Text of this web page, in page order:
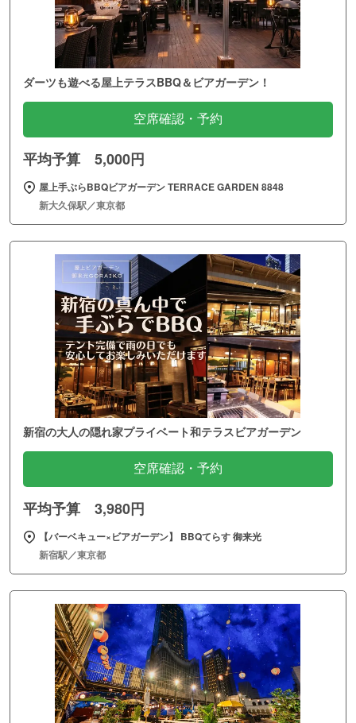
ダーツも遊べる屋上テラスBBQ＆ビアガーデン！
空席確認・予約
平均予算 5,000円
屋上手ぶらBBQビアガーデン TERRACE GARDEN 8848
新大久保駅／東京都
新宿の大人の隠れ家プライベート和テラスビアガーデン
空席確認・予約
平均予算 3,980円
【バーベキュー×ビアガーデン】 BBQてらす 御来光
新宿駅／東京都